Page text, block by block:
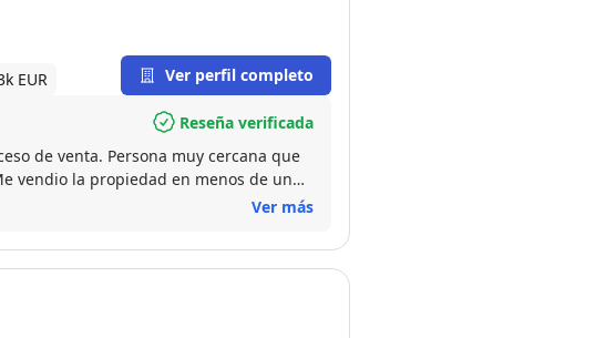
EUR Ver perfil completo
Reseña verificada
de venta. Persona muy cercana que
vendio la propiedad en menos de un
Ver más